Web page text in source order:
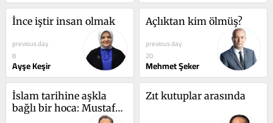
İnce iştir insan olmak
previous day
8
Ayşe Keşir
Açlıktan kim ölmüş?
previous day
20
Mehmet Şeker
İslam tarihine aşkla
bağlı bir hoca: Mustafa
Zıt kutuplar arasında